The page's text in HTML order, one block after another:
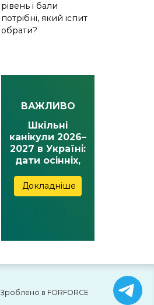
рівень і бали
потрібні, який іспит
обрати?
ВАЖЛИВО
Шкільні
канікули 2026–
2027 в Україні:
дати осінніх,
весняних та
літніх канікул
Докладніше
Зроблено в FORFORCE